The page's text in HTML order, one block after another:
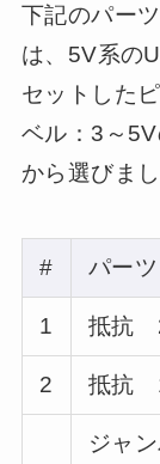
下記のパー
は、5V系の
セットした
ベル：3～
から選びまし
# パーツ
1 抵抗
2 抵抗
ジャ